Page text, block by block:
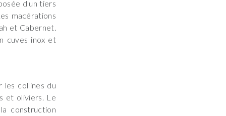
d'un tiers
macérations
et Cabernet.
cuves inox et
les collines du
et oliviers. Le
construction